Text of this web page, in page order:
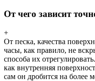
От чего зависит
+
От песка, качества
часы, как правило, не
способа их
как внутренняя
сам он дробится на более